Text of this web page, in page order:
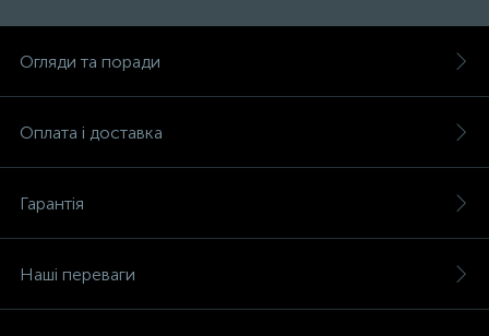
Огляди та поради
Оплата і доставка
Гарантія
Наші переваги